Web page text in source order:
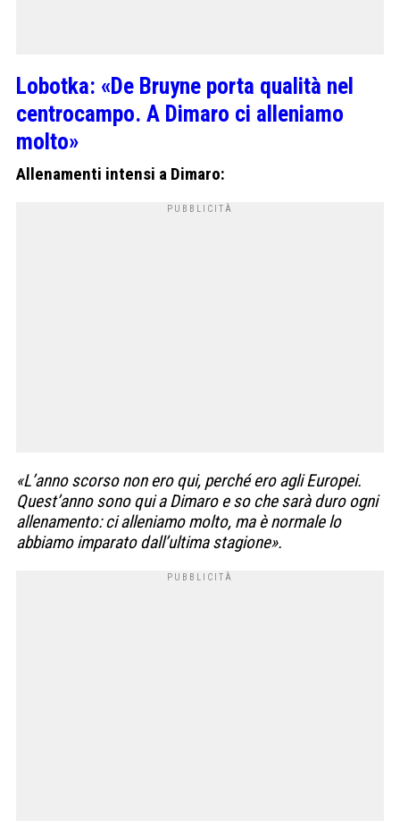
Lobotka: «De Bruyne porta qualità nel
centrocampo. A Dimaro ci alleniamo
molto»
Allenamenti intensi a Dimaro:
«L’anno scorso non ero qui, perché ero agli Europei.
Quest’anno sono qui a Dimaro e so che sarà duro ogni
allenamento: ci alleniamo molto, ma è normale lo
abbiamo imparato dall’ultima stagione».